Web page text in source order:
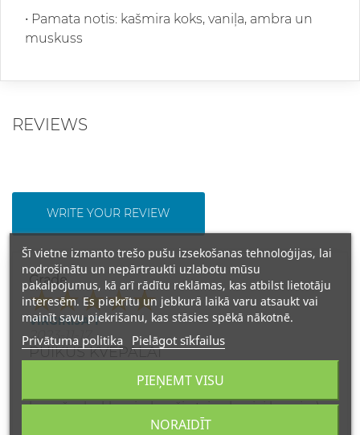
• Pamata notis: kašmira koks, vaniļa, ambra un
muskuss
REVIEWS
WRITE YOUR REVIEW
Grade
VIRGINIJA T
2023-11-17
PUIKŪS KVEPALAI
Labai puikus aromatas, kai ateinu į darbą visi
kas užsuka klausia, kas čia taip skaniai kvepia :)
Rekomenduoju... Tikra elegancija!
Šī vietne izmanto trešo pušu izsekošanas tehnoloģijas, lai
nodrošinātu un nepārtraukti uzlabotu mūsu
pakalpojumus, kā arī rādītu reklāmas, kas atbilst lietotāju
interesēm. Es piekrītu un jebkurā laikā varu atsaukt vai
mainīt savu piekrišanu, kas stāsies spēkā nākotnē.
Privātuma politika Pielāgot sīkfailus
NORAIDĪT
PIEŅEMT VISU